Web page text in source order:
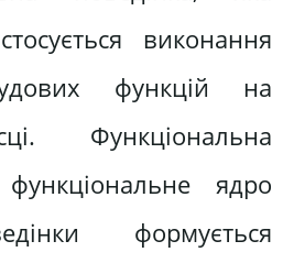
виконання
функцій на
Функціональна
ядро
формується